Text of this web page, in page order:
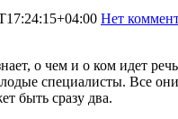
Нет
о чем и о ком идет
специалисты. Все
быть сразу два.